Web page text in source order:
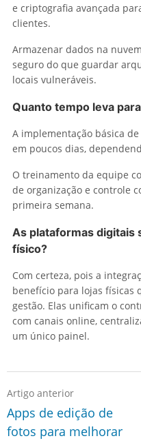
e criptografia avançada
clientes.
Armazenar dados na
seguro do que guardar
locais vulneráveis.
Quanto tempo leva
A implementação básica
em poucos dias,
O treinamento da equipe
de organização e controle
primeira semana.
As plataformas digitais
físico?
Com certeza, pois a
benefício para lojas físicas
gestão. Elas unificam o
com canais online,
um único painel.
Artigo anterior
Apps de edição de
fotos para melhorar